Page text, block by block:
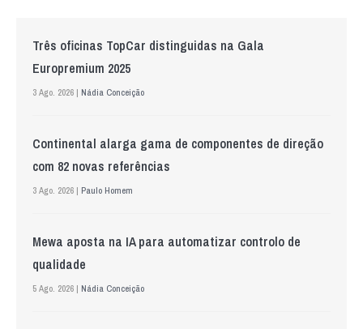
Três oficinas TopCar distinguidas na Gala
Europremium 2025
3 Ago. 2026 | Nádia Conceição
Continental alarga gama de componentes de direção
com 82 novas referências
3 Ago. 2026 | Paulo Homem
Mewa aposta na IA para automatizar controlo de
qualidade
5 Ago. 2026 | Nádia Conceição